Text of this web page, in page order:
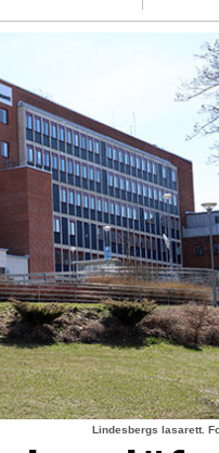
Lindesbergs lasarett.